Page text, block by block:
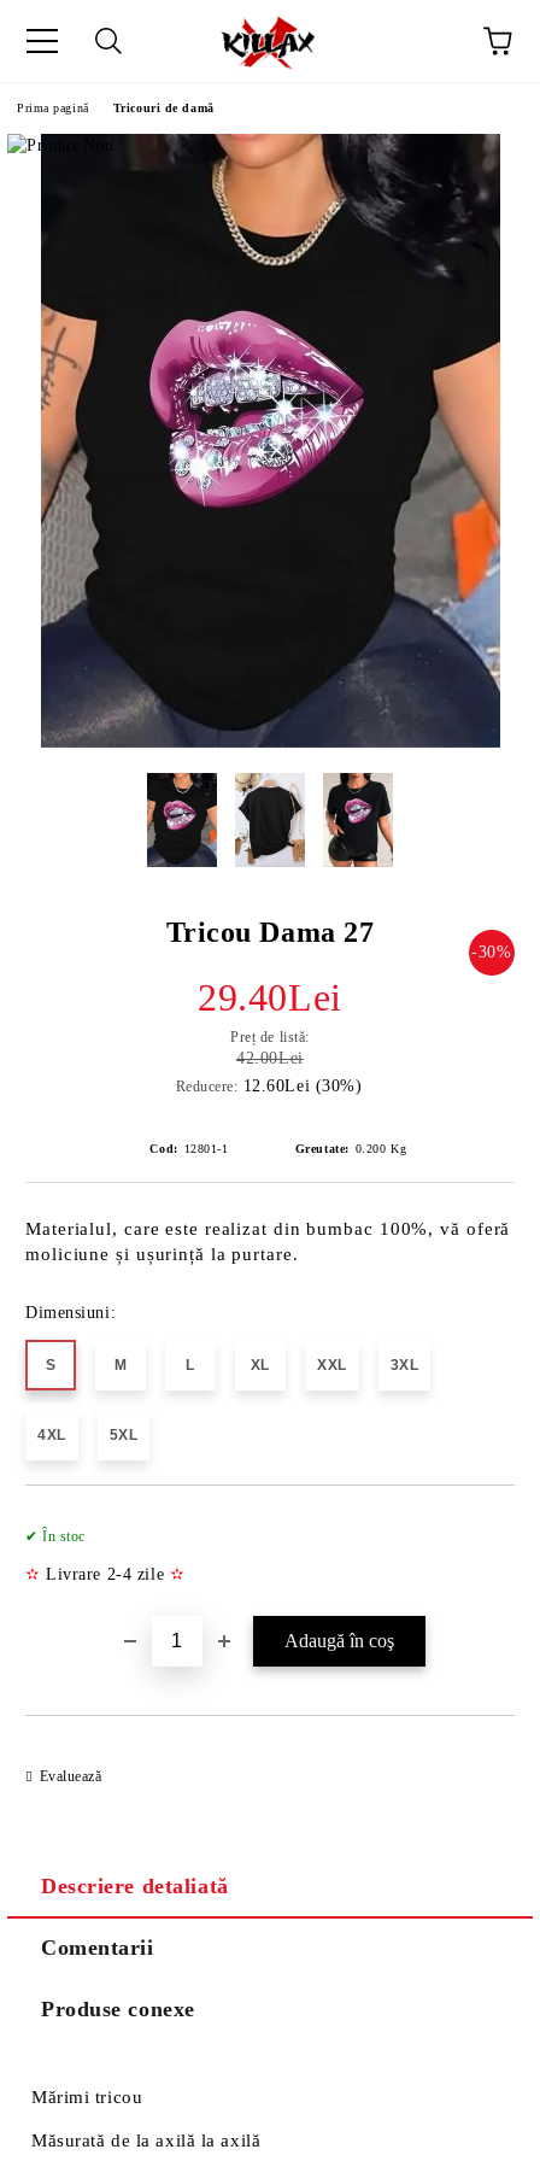
Prima pagină Tricouri de damă
Tricou Dama 27
-30%
29.40Lei
Preț de listă:
42.00Lei
Reducere: 12.60Lei (30%)
Cod: 12801-1 Greutate: 0.200 Kg
Materialul, care este realizat din bumbac 100%, vă oferă
moliciune și ușurință la purtare.
Dimensiuni:
S M L XL XXL 3XL
4XL 5XL
✔ În stoc
✫ Livrare 2-4 zile ✫
Evaluează
Descriere detaliată
Comentarii
Produse conexe
Mărimi tricou
Măsurată de la axilă la axilă